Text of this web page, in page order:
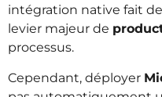
intégration native fait de
levier majeur de
processus.
Cependant, déployer